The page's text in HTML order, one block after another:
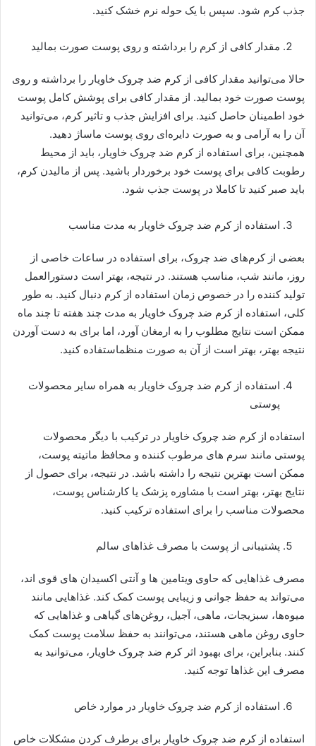
جذب کرم شود. سپس با یک حوله نرم خشک کنید.
مقدار کافی از کرم را برداشته و روی پوست صورت بمالید
حالا می‌توانید مقدار کافی از کرم ضد چروک خاویار را برداشته و روی
پوست صورت خود بمالید. از مقدار کافی برای پوشش کامل پوست
خود اطمینان حاصل کنید. برای افزایش جذب و تاثیر کرم، می‌توانید
آن را به آرامی و به صورت دایره‌ای روی پوست ماساژ دهید.
همچنین، برای استفاده از کرم ضد چروک خاویار، باید از محیط
رطوبت کافی برای پوست خود برخوردار باشید. پس از مالیدن کرم،
باید صبر کنید تا کاملا در پوست جذب شود.
استفاده از کرم ضد چروک خاویار به مدت مناسب
بعضی از کرم‌های ضد چروک، برای استفاده در ساعات خاصی از
روز، مانند شب، مناسب هستند. در نتیجه، بهتر است دستورالعمل
تولید کننده را در خصوص زمان استفاده از کرم دنبال کنید. به طور
کلی، استفاده از کرم ضد چروک خاویار به مدت چند هفته تا چند ماه
ممکن است نتایج مطلوب را به ارمغان آورد، اما برای به دست آوردن
نتیجه بهتر، بهتر است از آن به صورت منظماستفاده کنید.
استفاده از کرم ضد چروک خاویار به همراه سایر محصولات
پوستی
استفاده از کرم ضد چروک خاویار در ترکیب با دیگر محصولات
پوستی مانند سرم های مرطوب کننده و محافظ ماتیته پوست،
ممکن است بهترین نتیجه را داشته باشد. در نتیجه، برای حصول از
نتایج بهتر، بهتر است با مشاوره پزشک یا کارشناس پوست،
محصولات مناسب را برای استفاده ترکیب کنید.
پشتیبانی از پوست با مصرف غذاهای سالم
مصرف غذاهایی که حاوی ویتامین ها و آنتی اکسیدان های قوی اند،
می‌تواند به حفظ جوانی و زیبایی پوست کمک کند. غذاهایی مانند
میوه‌ها، سبزیجات، ماهی، آجیل، روغن‌های گیاهی و غذاهایی که
حاوی روغن ماهی هستند، می‌توانند به حفظ سلامت پوست کمک
کنند. بنابراین، برای بهبود اثر کرم ضد چروک خاویار، می‌توانید به
مصرف این غذاها توجه کنید.
استفاده از کرم ضد چروک خاویار در موارد خاص
استفاده از کرم ضد چروک خاویار برای برطرف کردن مشکلات خاص